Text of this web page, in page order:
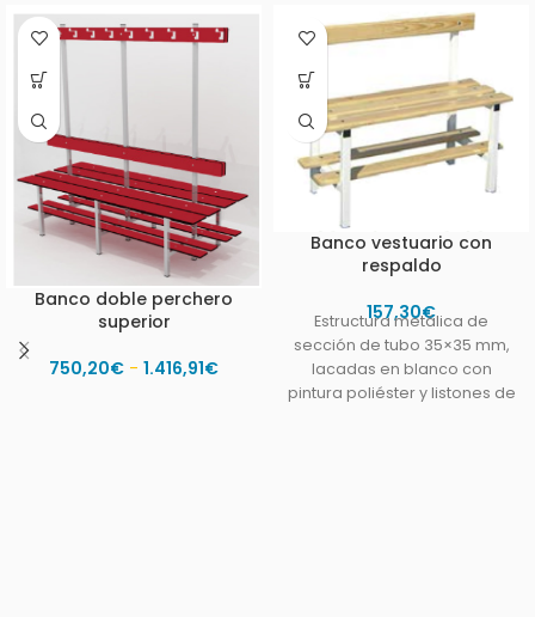
Banco doble perchero
superior
750,20€ - 1.416,91€
Banco vestuario con
respaldo
157,30€
Estructura metálica de
sección de tubo 35×35 mm,
lacadas en blanco con
pintura poliéster y listones de